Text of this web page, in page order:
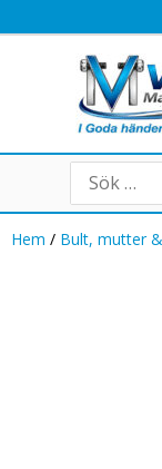
till
Search
for:
Hem / Bult, mutter